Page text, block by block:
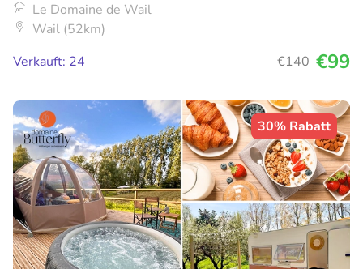
Le Domaine de Wail
Wail (52km)
Verkauft: 24
€140 €99
30% Rabatt